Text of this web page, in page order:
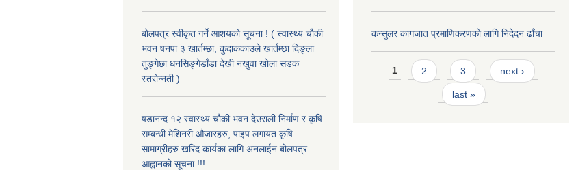
बोलपत्र स्वीकृत गर्ने आशयको सूचना ! ( स्वास्थ्य चौकी
भवन षनपा ३ खार्तम्छा, कुदाककाउले खार्तम्छा दिङ्ला
तुङ्गेछा धनसिङ्गेडाँडा देखी नखुवा खोला सडक
स्तरोन्नती )
षडानन्द १२ स्वास्थ्य चौकी भवन देउराली निर्माण र कृषि
सम्बन्धी मेशिनरी औजारहरु, पाइप लगायत कृषि
सामाग्रीहरु खरिद कार्यका लागि अनलाईन बोलपत्र
आह्वानको सूचना !!!
कन्सुलर कागजात प्रमाणिकरणको लागि निदेदन ढाँचा
Pages
1 2 3 next ›
last »